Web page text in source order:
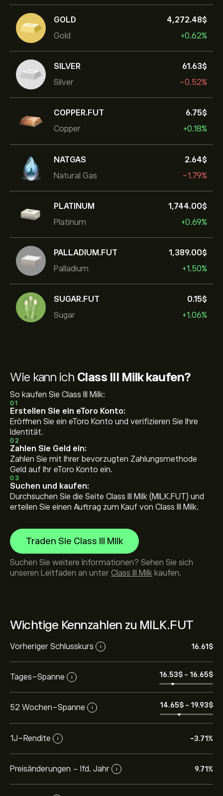
GOLD
Gold
4,272.48‎$‎
+0.62%
SILVER
Silver
61.63‎$‎
-0.52%
COPPER.FUT
Copper
6.75‎$‎
+0.18%
NATGAS
Natural Gas
2.64‎$‎
-1.79%
PLATINUM
Platinum
1,744.00‎$‎
+0.69%
PALLADIUM.FUT
Palladium
1,389.00‎$‎
+1.50%
SUGAR.FUT
Sugar
0.15‎$‎
+1.06%
Wichtige Kennzahlen zu MILK.FUT
Vorheriger Schlusskurs i 16.61‎$‎
Tages-Spanne i 16.53‎$‎ - 16.65‎$‎
52 Wochen-Spanne i 14.65‎$‎ - 19.93‎$‎
1J-Rendite i -3.71%
Preisänderungen - lfd. Jahr i 9.71%
Wie kann ich Class III Milk kaufen?
So kaufen Sie Class III Milk:
01
Erstellen Sie ein eToro Konto:
Eröffnen Sie ein eToro Konto und verifizieren Sie Ihre
Identität.
02
Zahlen Sie Geld ein:
Zahlen Sie mit Ihrer bevorzugten Zahlungsmethode
Geld auf Ihr eToro Konto ein.
03
Suchen und kaufen:
Durchsuchen Sie die Seite Class III Milk (MILK.FUT) und
erteilen Sie einen Auftrag zum Kauf von Class III Milk.
Traden Sie Class III Milk
Suchen Sie weitere Informationen? Sehen Sie sich
unseren Leitfaden an unter Class III Milk kaufen.